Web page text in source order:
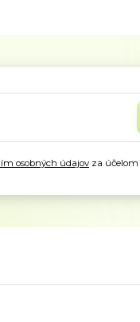
osobných údajov za účelom